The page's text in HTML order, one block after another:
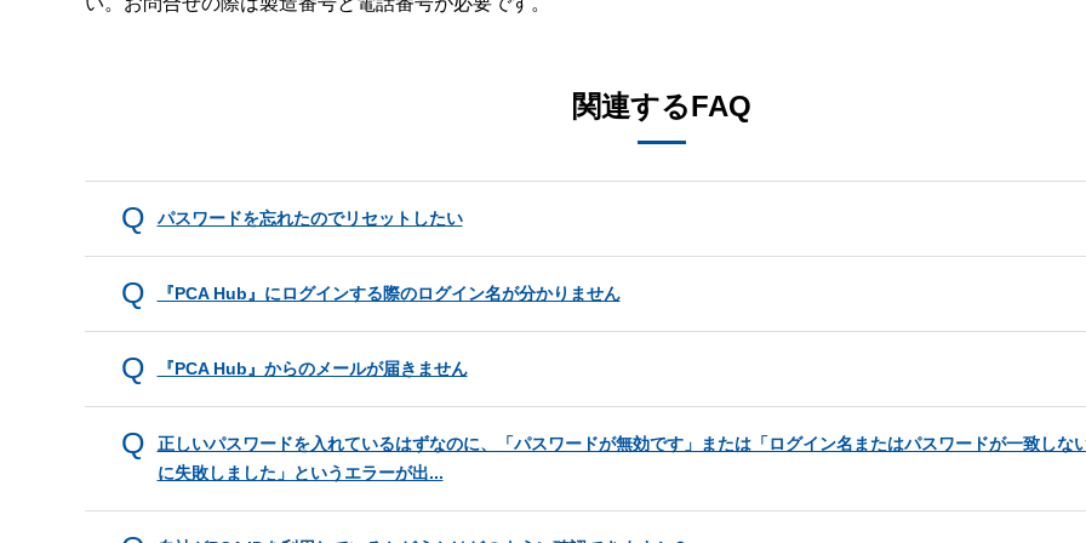
関連するFAQ
パスワードを忘れたのでリセットしたい
『PCA Hub』にログインする際のログイン名が分かりません
『PCA Hub』からのメールが届きません
正しいパスワードを入れているはずなのに、「パスワードが無効です」または「ログイン名またはパスワードが一致しな
に失敗しました」というエラーが出...